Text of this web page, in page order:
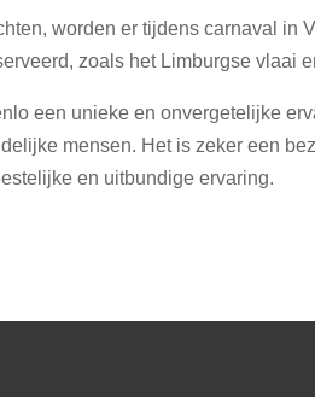
worden er tijdens carnaval in
zoals het Limburgse vlaai
een unieke en onvergetelijke
mensen. Het is zeker een
en uitbundige ervaring.